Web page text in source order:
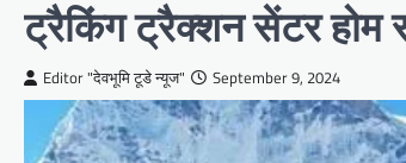
ट्रैकिंग ट्रैक्शन सेंटर होम
Editor "देवभूमि टूडे न्यूज" September 9, 2024